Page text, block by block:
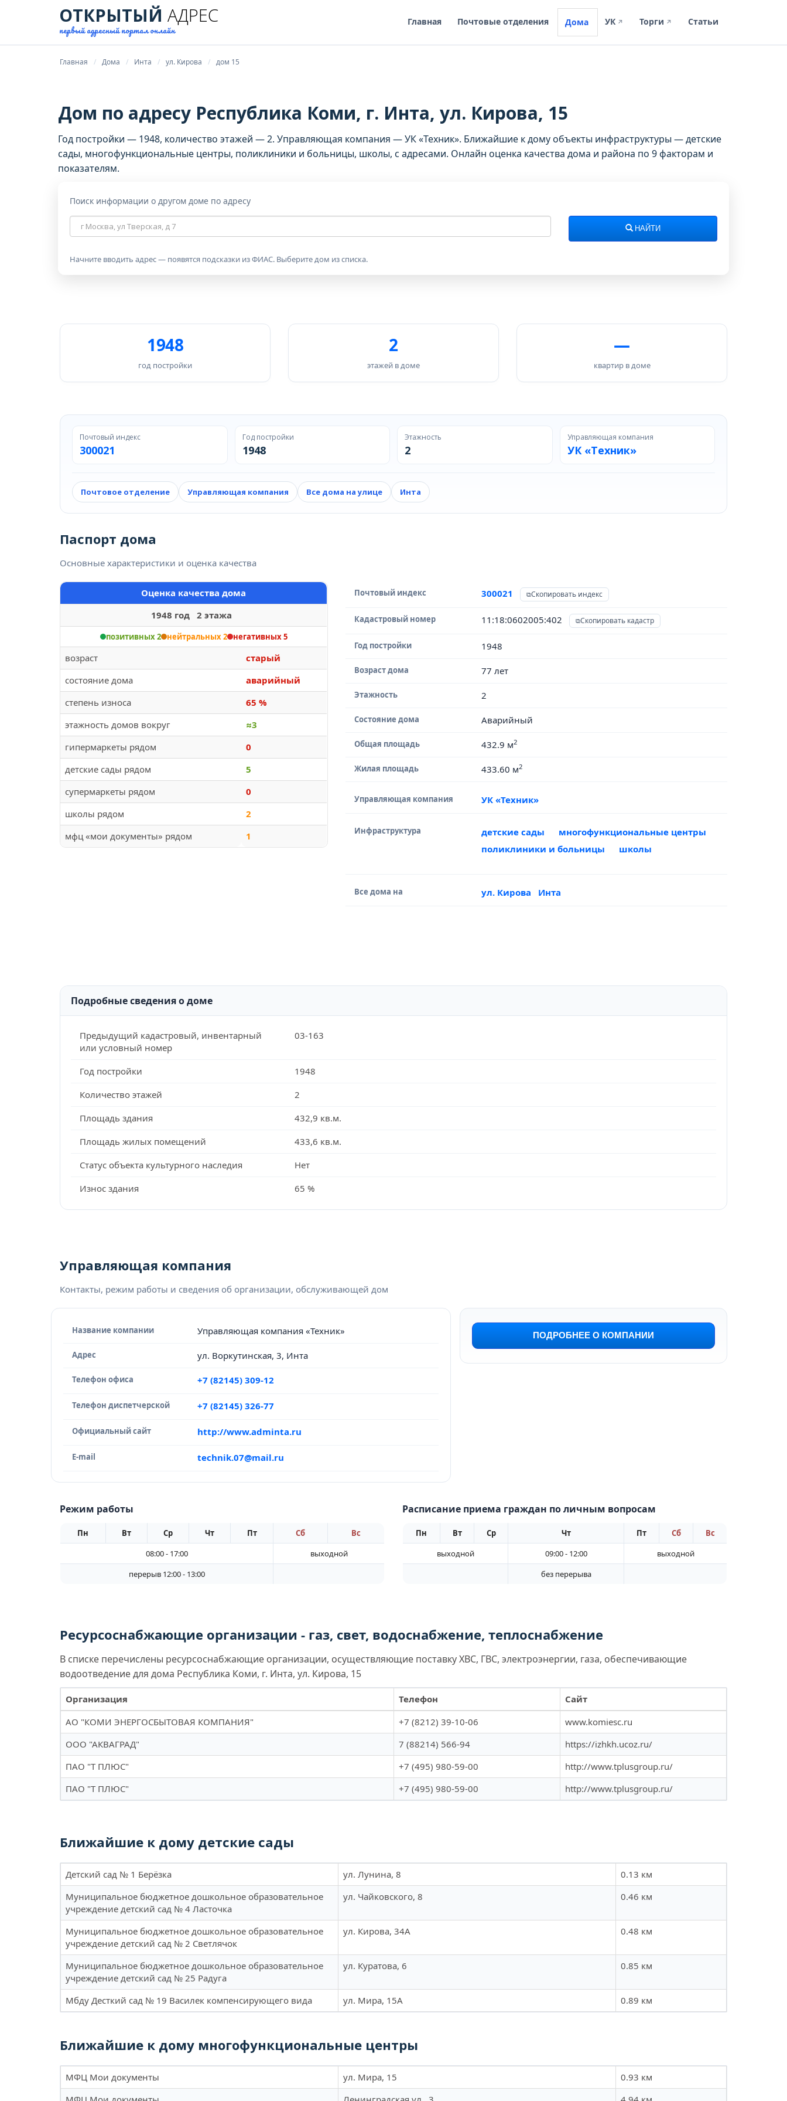
ОТКРЫТЫЙ АДРЕС
первый адресный портал онлайн
Главная Почтовые отделения Дома УК ↗ Торги ↗ Статьи
Главная Дома Инта ул. Кирова дом 15
Дом по адресу Республика Коми, г. Инта, ул. Кирова, 15
Год постройки — 1948, количество этажей — 2. Управляющая компания — УК «Техник». Ближайшие к дому объекты инфраструктуры — детские
сады, многофункциональные центры, поликлиники и больницы, школы, с адресами. Онлайн оценка качества дома и района по 9 факторам и
показателям.
Поиск информации о другом доме по адресу
Адрес
дома
Начните вводить адрес — появятся подсказки из ФИАС. Выберите дом из списка.
НАЙТИ
1948
год постройки
2
этажей в доме
—
квартир в доме
Почтовый индекс
300021
Год постройки
1948
Этажность
2
Управляющая компания
УК «Техник»
Почтовое отделение Управляющая компания Все дома на улице Инта
Паспорт дома
Основные характеристики и оценка качества
Оценка качества дома
1948 год 2 этажа
позитивных 2 нейтральных 2 негативных 5
возраст
старый
состояние дома
аварийный
степень износа
65 %
этажность домов вокруг
≈3
гипермаркеты рядом
0
детские сады рядом
5
супермаркеты рядом
0
школы рядом
2
мфц «мои документы» рядом
1
Почтовый индекс 300021 Скопировать индекс
Кадастровый номер 11:18:0602005:402 Скопировать кадастр
Год постройки 1948
Возраст дома 77 лет
Этажность 2
Состояние дома Аварийный
Общая площадь 432.9 м2
Жилая площадь 433.60 м2
Управляющая компания УК «Техник»
Инфраструктура детские сады
многофункциональные центры
поликлиники и больницы
школы
Все дома на ул. Кирова Инта
Подробные сведения о доме
Предыдущий кадастровый, инвентарный
или условный номер
03-163
Год постройки
1948
Количество этажей
2
Площадь здания
432,9 кв.м.
Площадь жилых помещений
433,6 кв.м.
Статус объекта культурного наследия
Нет
Износ здания
65 %
Управляющая компания
Контакты, режим работы и сведения об организации, обслуживающей дом
Название компании Управляющая компания «Техник»
Адрес ул. Воркутинская, 3, Инта
Телефон офиса +7 (82145) 309-12
Телефон диспетчерской +7 (82145) 326-77
Официальный сайт http://www.adminta.ru
E-mail technik.07@mail.ru
ПОДРОБНЕЕ О КОМПАНИИ
Режим работы
Пн Вт Ср Чт Пт Сб
Вс
08:00 - 17:00
выходной
перерыв 12:00 - 13:00
Расписание приема граждан по личным вопросам
Пн Вт Ср Чт Пт Сб
Вс
выходной
09:00 - 12:00
выходной
без перерыва
Ресурсоснабжающие организации - газ, свет, водоснабжение, теплоснабжение
В списке перечислены ресурсоснабжающие организации, осуществляющие поставку ХВС, ГВС, электроэнергии, газа, обеспечивающие
водоотведение для дома Республика Коми, г. Инта, ул. Кирова, 15
Организация Телефон
Сайт
АО "КОМИ ЭНЕРГОСБЫТОВАЯ КОМПАНИЯ"
+7 (8212) 39-10-06
www.komiesc.ru
ООО "АКВАГРАД"
7 (88214) 566-94
https://izhkh.ucoz.ru/
ПАО "Т ПЛЮС"
+7 (495) 980-59-00
http://www.tplusgroup.ru/
ПАО "Т ПЛЮС"
+7 (495) 980-59-00 http://www.tplusgroup.ru/
Ближайшие к дому детские сады
Детский сад № 1 Берёзка ул. Лунина, 8
0.13 км
Муниципальное бюджетное дошкольное образовательное
учреждение детский сад № 4 Ласточка
ул. Чайковского, 8 0.46 км
Муниципальное бюджетное дошкольное образовательное
учреждение детский сад № 2 Светлячок
ул. Кирова, 34А 0.48 км
Муниципальное бюджетное дошкольное образовательное
учреждение детский сад № 25 Радуга
ул. Куратова, 6 0.85 км
Мбду Десткий сад № 19 Василек компенсирующего вида ул. Мира, 15А 0.89 км
Ближайшие к дому многофункциональные центры
МФЦ Мои документы ул. Мира, 15
0.93 км